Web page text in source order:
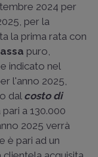
2024 per
per la
la prima rata con
puro,
indicato nel
l'anno 2025,
dal costo di
a 130.000
2025 verrà
è pari ad un